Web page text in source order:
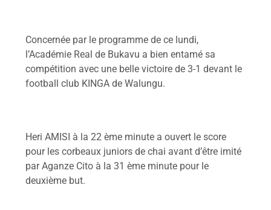
Concernée par le programme de ce lundi,
l’Académie Real de Bukavu a bien entamé sa
compétition avec une belle victoire de 3-1 devant le
football club KINGA de Walungu.
Heri AMISI à la 22 ème minute a ouvert le score
pour les corbeaux juniors de chai avant d’être imité
par Aganze Cito à la 31 ème minute pour le
deuxième but.